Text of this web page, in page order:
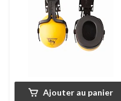
Ajouter au panier